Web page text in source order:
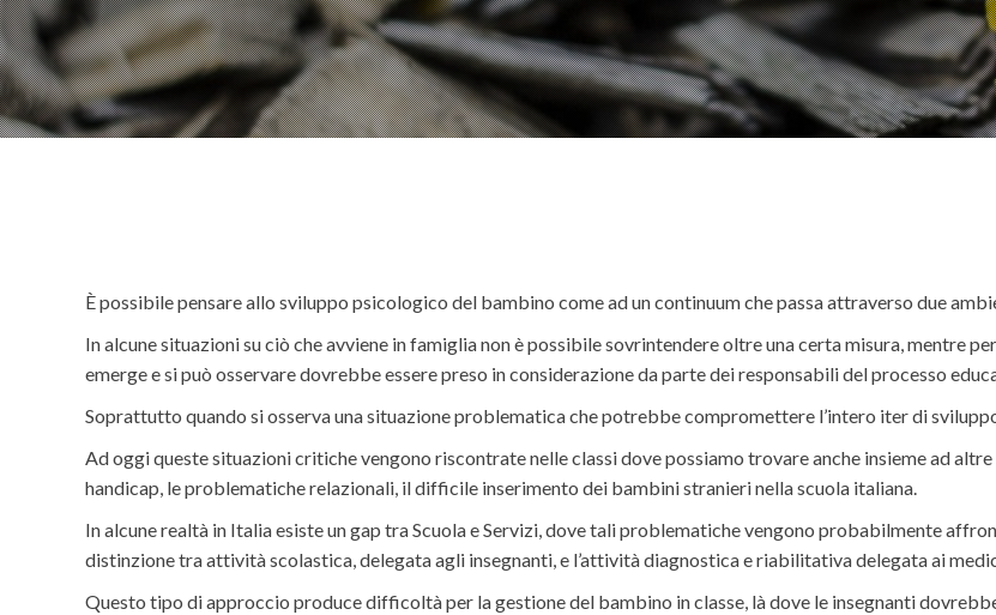
È possibile pensare allo sviluppo psicologico del bambino come ad un continuum che passa attraverso due
In alcune situazioni su ciò che avviene in famiglia non è possibile sovrintendere oltre una certa misura, mentre
emerge e si può osservare dovrebbe essere preso in considerazione da parte dei responsabili del processo
Soprattutto quando si osserva una situazione problematica che potrebbe compromettere l’intero iter di
Ad oggi queste situazioni critiche vengono riscontrate nelle classi dove possiamo trovare anche insieme ad
handicap, le problematiche relazionali, il difficile inserimento dei bambini stranieri nella scuola italiana.
In alcune realtà in Italia esiste un gap tra Scuola e Servizi, dove tali problematiche vengono probabilmente
distinzione tra attività scolastica, delegata agli insegnanti, e l’attività diagnostica e riabilitativa delegata ai
Questo tipo di approccio produce difficoltà per la gestione del bambino in classe, là dove le insegnanti